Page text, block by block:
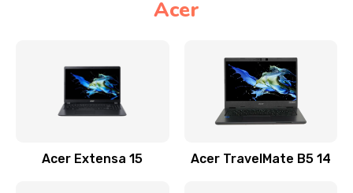
Настройка BIOS
Замена видеочипа
Заказать
Acer
Acer Extensa 15 Acer TravelMate B5 14